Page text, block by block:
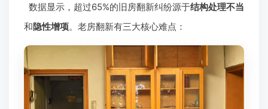
数据显示，超过65%的旧房翻新纠纷源于结构处理不当
和隐性增项。老房翻新有三大核心难点：